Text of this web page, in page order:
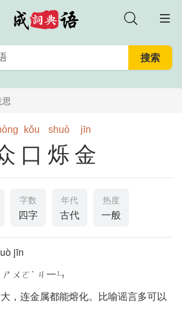
kǒu shuò jīn
口烁金
字数
四字
年代
古代
热度
一般
jīn
ㄨㄛˋ ㄐ一ㄣ
，连金属都能熔化。比喻谣言多可以